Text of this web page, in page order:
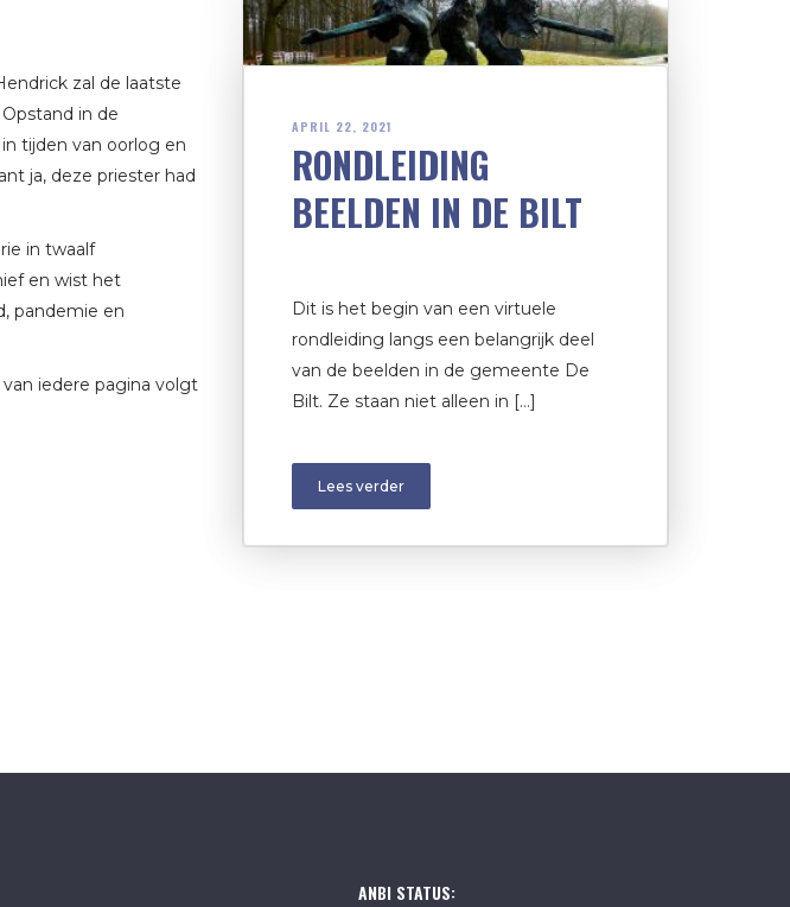
zal de laatste
in de
tijden van oorlog en
ja, deze priester had
in twaalf
en wist het
pandemie en
iedere pagina volgt
APRIL 22, 2021
RONDLEIDING
BEELDEN IN DE BILT
Dit is het begin van een virtuele
rondleiding langs een belangrijk deel
van de beelden in de gemeente De
Bilt. Ze staan niet alleen in […]
Lees verder
ANBI STATUS: